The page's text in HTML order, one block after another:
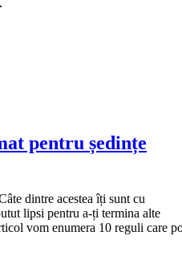
pentru ședințe
dintre acestea îți sunt cu
lipsi pentru a-ți termina alte
vom enumera 10 reguli care